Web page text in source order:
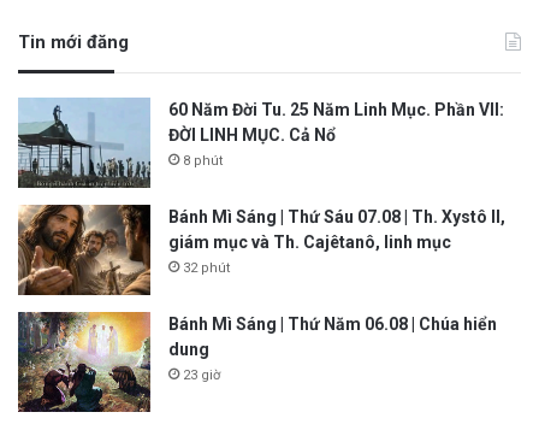
Tin mới đăng
60 Năm Đời Tu. 25 Năm Linh Mục. Phần VII:
ĐỜI LINH MỤC. Cả Nổ
8 phút
Bánh Mì Sáng | Thứ Sáu 07.08 | Th. Xystô II,
giám mục và Th. Cajêtanô, linh mục
32 phút
Bánh Mì Sáng | Thứ Năm 06.08 | Chúa hiển
dung
23 giờ